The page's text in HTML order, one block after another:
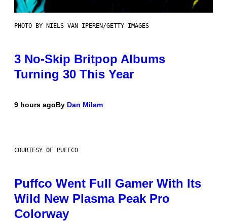
PHOTO BY NIELS VAN IPEREN/GETTY IMAGES
3 No-Skip Britpop Albums
Turning 30 This Year
9 hours agoBy Dan Milam
COURTESY OF PUFFCO
Puffco Went Full Gamer With Its
Wild New Plasma Peak Pro
Colorway